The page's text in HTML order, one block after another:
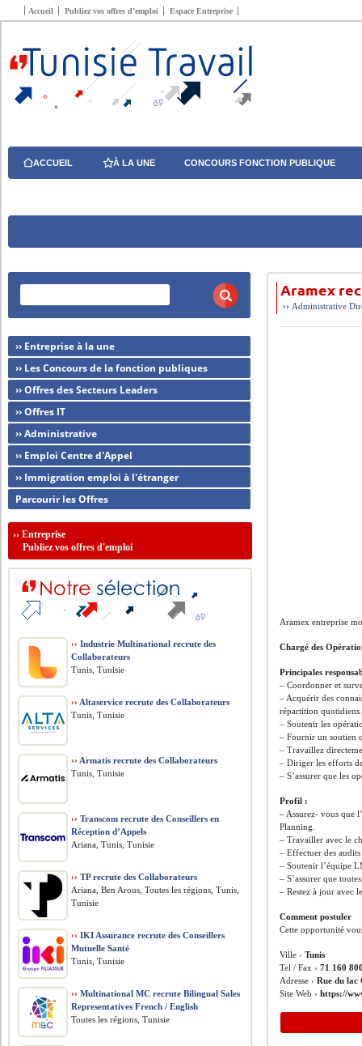
Accueil Publiez vos offres d’emploi Espace Entreprise
ACCUEIL À LA UNE CONCOURS FONCTION PUBLIQUE
Aramex
›› Administrative
Aramex entreprise
Chargé des
Principales
– Coordonner et
– Acquérir des
répartition quotidiens.
– Soutenir les
– Fournir un soutien
– Travaillez
– Diriger les efforts
– S’assurer que les
Profil :
– Assurez- vous que
Planning.
– Travailler avec le
– Effectuer des
– Soutenir l’équipe
– S’assurer que
– Restez à jour avec
Comment postuler
Cette opportunité
Ville ›Tunis
Tel / Fax ›71 160
Adresse ›Rue du lac
Site Web ›https://
›› Entreprise à la une
›› Les Concours de la fonction publiques
›› Offres des Secteurs Leaders
›› Offres IT
›› Administrative
›› Emploi Centre d'Appel
›› Immigration emploi à l'étranger
Parcourir les Offres
››Entreprise
Publiez vos offres d'emploi
›› Industrie Multinational recrute des
Collaborateurs
Tunis, Tunisie
›› Altaservice recrute des Collaborateurs
Tunis, Tunisie
›› Armatis recrute des Collaborateurs
Tunis, Tunisie
›› Transcom recrute des Conseillers en
Réception d’Appels
Ariana, Tunis, Tunisie
›› TP recrute des Collaborateurs
Ariana, Ben Arous, Toutes les régions, Tunis,
Tunisie
›› IKI Assurance recrute des Conseillers
Mutuelle Santé
Tunis, Tunisie
›› Multinational MC recrute Bilingual Sales
Representatives French / English
Toutes les régions, Tunisie